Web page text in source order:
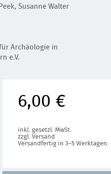
Susanne Walter
Archäologie in
e.V.
6,00 €
inkl. gesetzl. MwSt.
zzgl. Versand
Versandfertig in 3–5 Werktagen